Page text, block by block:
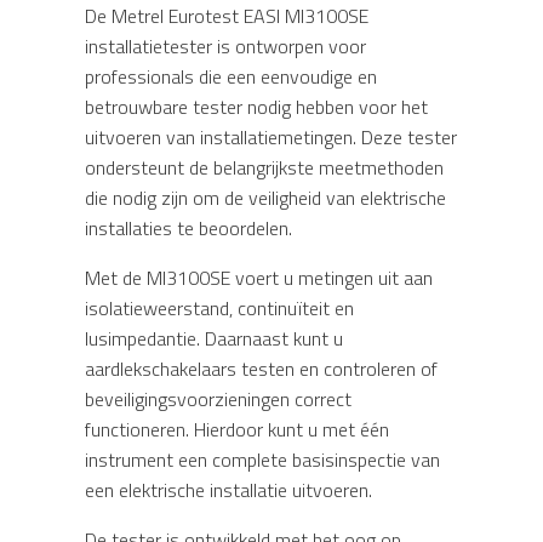
De Metrel Eurotest EASI MI3100SE
installatietester is ontworpen voor
professionals die een eenvoudige en
betrouwbare tester nodig hebben voor het
uitvoeren van installatiemetingen. Deze tester
ondersteunt de belangrijkste meetmethoden
die nodig zijn om de veiligheid van elektrische
installaties te beoordelen.
Met de MI3100SE voert u metingen uit aan
isolatieweerstand, continuïteit en
lusimpedantie. Daarnaast kunt u
aardlekschakelaars testen en controleren of
beveiligingsvoorzieningen correct
functioneren. Hierdoor kunt u met één
instrument een complete basisinspectie van
een elektrische installatie uitvoeren.